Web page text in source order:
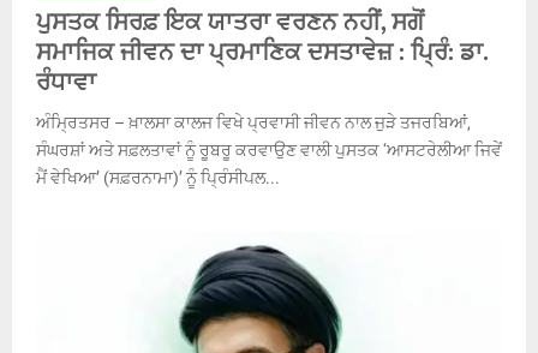
ਪੁਸਤਕ ਸਿਰਫ਼ ਇਕ ਯਾਤਰਾ ਵਰਣਨ ਨਹੀਂ, ਸਗੋਂ
ਸਮਾਜਿਕ ਜੀਵਨ ਦਾ ਪ੍ਰਮਾਣਿਕ ਦਸਤਾਵੇਜ਼ : ਪ੍ਰਿੰ: ਡਾ.
ਰੰਧਾਵਾ
ਅੰਮ੍ਰਿਤਸਰ – ਖ਼ਾਲਸਾ ਕਾਲਜ ਵਿਖੇ ਪ੍ਰਵਾਸੀ ਜੀਵਨ ਨਾਲ ਜੁੜੇ ਤਜਰਬਿਆਂ,
ਸੰਘਰਸ਼ਾਂ ਅਤੇ ਸਫ਼ਲਤਾਵਾਂ ਨੂੰ ਰੂਬਰੂ ਕਰਵਾਉਣ ਵਾਲੀ ਪੁਸਤਕ ‘ਆਸਟਰੇਲੀਆ ਜਿਵੇਂ
ਮੈਂ ਵੇਖਿਆ’ (ਸਫ਼ਰਨਾਮਾ)’ ਨੂੰ ਪ੍ਰਿੰਸੀਪਲ...